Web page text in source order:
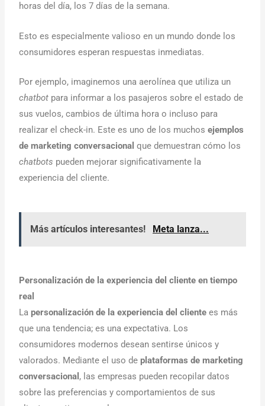
horas del día, los 7 días de la semana.
Esto es especialmente valioso en un mundo donde los
consumidores esperan respuestas inmediatas.
Por ejemplo, imaginemos una aerolínea que utiliza un
chatbot para informar a los pasajeros sobre el estado de
sus vuelos, cambios de última hora o incluso para
realizar el check-in. Este es uno de los muchos ejemplos
de marketing conversacional que demuestran cómo los
chatbots pueden mejorar significativamente la
experiencia del cliente.
Más artículos interesantes! Meta lanza...
Personalización de la experiencia del cliente en tiempo
real
Lapersonalización de la experiencia del cliente es más
que una tendencia; es una expectativa. Los
consumidores modernos desean sentirse únicos y
valorados. Mediante el uso deplataformas de marketing
conversacional , las empresas pueden recopilar datos
sobre las preferencias y comportamientos de sus